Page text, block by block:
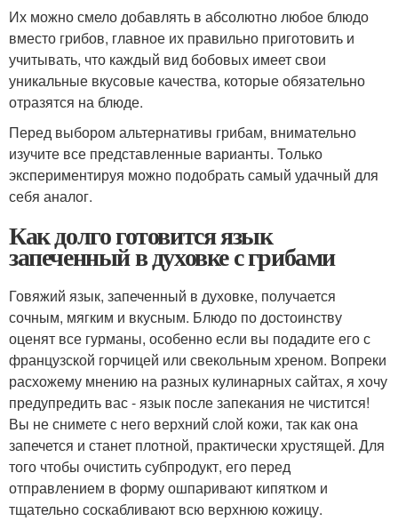
Их можно смело добавлять в абсолютно любое блюдо
вместо грибов, главное их правильно приготовить и
учитывать, что каждый вид бобовых имеет свои
уникальные вкусовые качества, которые обязательно
отразятся на блюде.
Перед выбором альтернативы грибам, внимательно
изучите все представленные варианты. Только
экспериментируя можно подобрать самый удачный для
себя аналог.
Как долго готовится язык
запеченный в духовке с грибами
Говяжий язык, запеченный в духовке, получается
сочным, мягким и вкусным. Блюдо по достоинству
оценят все гурманы, особенно если вы подадите его с
французской горчицей или свекольным хреном. Вопреки
расхожему мнению на разных кулинарных сайтах, я хочу
предупредить вас - язык после запекания не чистится!
Вы не снимете с него верхний слой кожи, так как она
запечется и станет плотной, практически хрустящей. Для
того чтобы очистить субпродукт, его перед
отправлением в форму ошпаривают кипятком и
тщательно соскабливают всю верхнюю кожицу.